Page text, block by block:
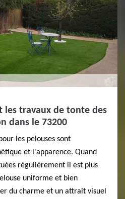
les travaux de tonte des
dans le 73200
les pelouses sont
et l'apparence. Quand
régulièrement il est plus
uniforme et bien
du charme et un attrait visuel